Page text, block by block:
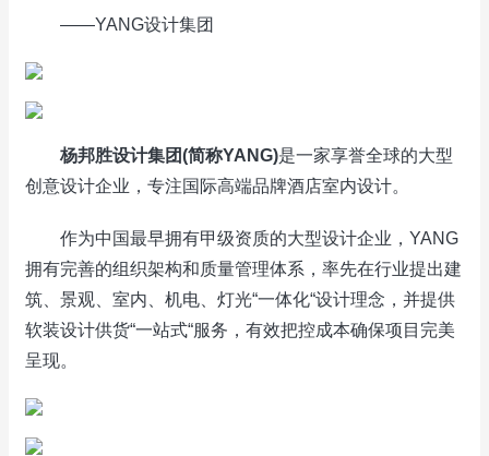
——YANG设计集团
杨邦胜设计集团(简称YANG)是一家享誉全球的大型
创意设计企业，专注国际高端品牌酒店室内设计。
作为中国最早拥有甲级资质的大型设计企业，YANG
拥有完善的组织架构和质量管理体系，率先在行业提出建
筑、景观、室内、机电、灯光“一体化“设计理念，并提供
软装设计供货“一站式“服务，有效把控成本确保项目完美
呈现。